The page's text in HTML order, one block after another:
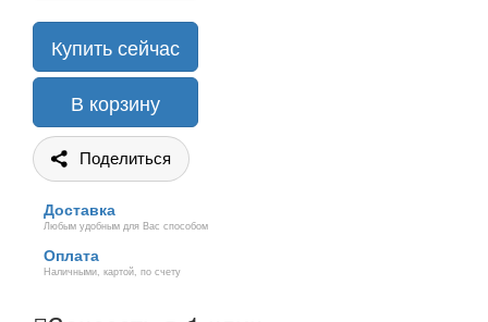
Купить сейчас
В корзину
Поделиться
Доставка
Любым удобным для Вас способом
Оплата
Наличными, картой, по счету